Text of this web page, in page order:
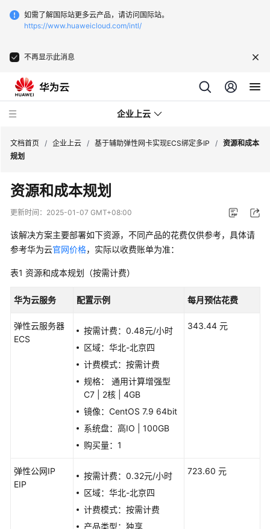
如需了解国际站更多云产品，请访问国际站。
https://www.huaweicloud.com/intl/
不再显示此消息
企业上云
SAP
监
控
CDN
下
加
球
数
网
站
文档首页 / 企业上云 / 基于辅助弹性网卡实现ECS绑定多IP / 资源和成本
规划
资源和成本规划
更新时间： 2025-01-07 GMT+08:00
该解决方案主要部署如下资源，不同产品的花费仅供参考，具体请
参考华为云官网价格，实际以收费账单为准：
表1 资源和成本规划（按需计费）
华为云服务 配置示例 每月预估花费
弹性云服务器
ECS
按需计费：0.48元/小时
区域：华北-北京四
计费模式：按需计费
规格： 通用计算增强型
C7 | 2核 | 4GB
镜像：CentOS 7.9 64bit
系统盘：高IO | 100GB
购买量：1
343.44 元
弹性公网IP
EIP
按需计费：0.32元/小时
区域：华北-北京四
计费模式：按需计费
产品类型：独享
723.60 元